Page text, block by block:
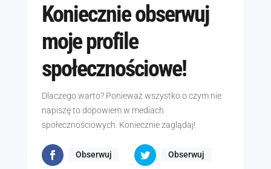
Koniecznie obserwuj
moje profile
społecznościowe!
Dlaczego warto? Ponieważ wszystko o czym nie
napiszę to dopowiem w mediach
społecznościowych. Koniecznie zaglądaj!
Obserwuj Obserwuj